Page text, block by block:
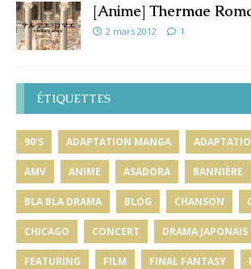
[Anime] Thermae
2 mars 2012 1
ÉTIQUETTES
90'S ADAPTATION MANGA
AMV ANIME ASADORA BANNIÈRE
BLA BLA DRAMA BLOG CHANSON
CHICAGO CONCERT DRAMA JAPONAIS
FEATURING FILM FINAL FANTASY